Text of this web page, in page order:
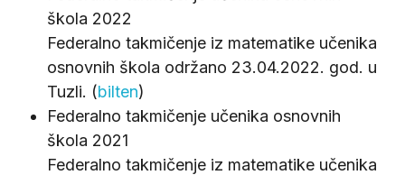
škola 2022
Federalno takmičenje iz matematike učenika
osnovnih škola održano 23.04.2022. god. u
Tuzli. (bilten)
Federalno takmičenje učenika osnovnih
škola 2021
Federalno takmičenje iz matematike učenika